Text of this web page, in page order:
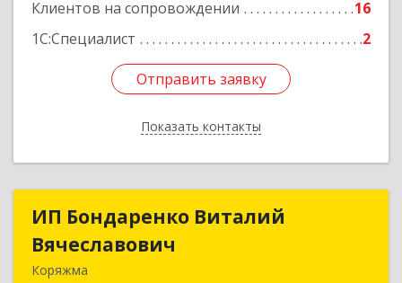
Клиентов на сопровождении
16
1С:Специалист
2
Отправить заявку
Показать контакты
Подробнее
Отправить заявку
Назад
ИП Бондаренко Виталий
Вячеславович
Коряжма
ИП Бондаренко Виталий